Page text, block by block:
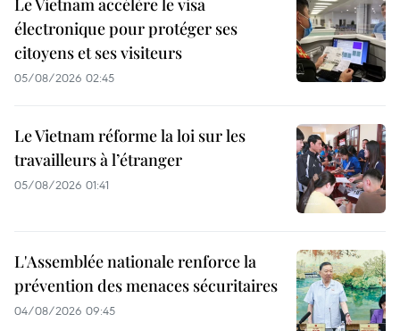
Le Vietnam accélère le visa
électronique pour protéger ses
citoyens et ses visiteurs
05/08/2026 02:45
Le Vietnam réforme la loi sur les
travailleurs à l’étranger
05/08/2026 01:41
L'Assemblée nationale renforce la
prévention des menaces sécuritaires
04/08/2026 09:45